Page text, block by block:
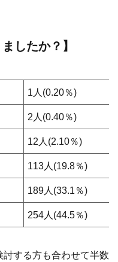
したか？】
1人(0.20％)
2人(0.40％)
12人(2.10％)
113人(19.8％)
189人(33.1％)
254人(44.5％)
する方も合わせて半数